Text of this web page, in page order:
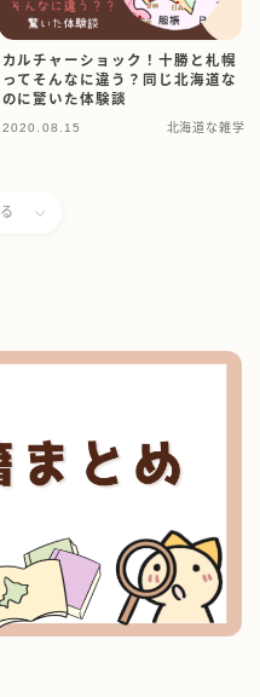
カルチャーショック！十勝と札幌
ってそんなに違う？同じ北海道な
のに驚いた体験談
2020.08.15 北海道な雑学